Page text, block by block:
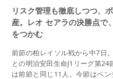
リスク管理も徹底しつつ、
産。レオ セアラの決勝点で
をつかむ
前節の柏レイソル戦から中7日
との明治安田生命J1リーグ第
は前節と同じ11人。今節はベ